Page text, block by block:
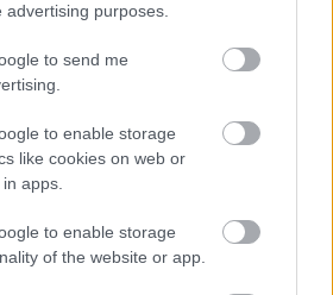
purposes.
to send me
to enable storage
like cookies on web or
apps.
to enable storage
of the website or app.
Nintendo Switch 2 όπως δεν το